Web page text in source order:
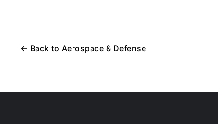
← Back to Aerospace & Defense